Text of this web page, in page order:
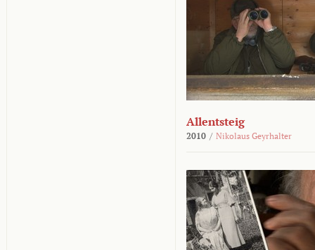
Allentsteig
2010 / Nikolaus Geyrhalter